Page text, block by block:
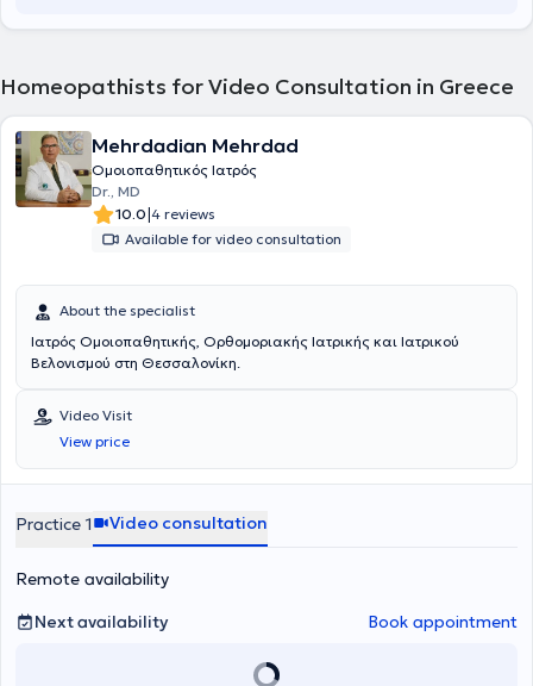
postoperative states. Homeopathic medicines can assist in
numerous pathological conditions across all body systems, whether
physical or mental illnesses.
Homeopathists for Video Consultation in Greece
Mehrdadian Mehrdad
Ομοιοπαθητικός Ιατρός
Dr., MD
10.0|4 reviews
Available for video consultation
About the specialist
Ιατρός Ομοιοπαθητικής, Ορθομοριακής Ιατρικής και Ιατρικού
Βελονισμού στη Θεσσαλονίκη.
Video Visit
View price
Practice 1 Video consultation
Remote availability
Next availability
Book appointment